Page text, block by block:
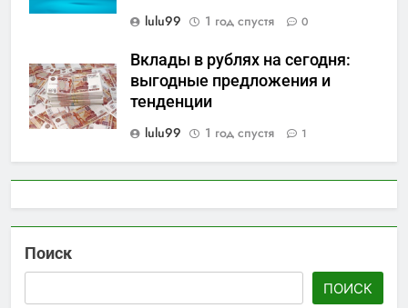
lulu99
1 год спустя 0
Вклады в рублях на сегодня:
выгодные предложения и
тенденции
lulu99
1 год спустя 1
Поиск
ПОИСК